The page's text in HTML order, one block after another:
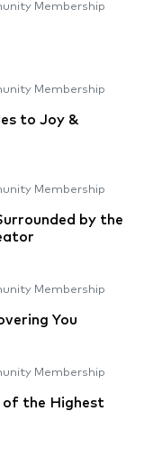
Membership
Membership
to Joy &
Membership
by the
Membership
You
Membership
of the Highest